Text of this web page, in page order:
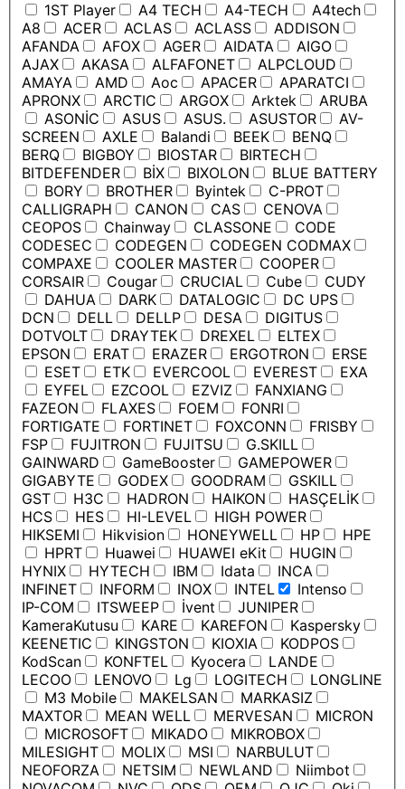
1ST Player
A4 TECH A4-TECH
A4tech
A8
ACER ACLAS ACLASS
ADDISON
AFANDA
AFOX AGER AIDATA
AIGO
AJAX
AKASA ALFAFONET
ALPCLOUD
AMAYA
AMD Aoc APACER
APARATCI
APRONX
ARCTIC ARGOX Arktek
ARUBA
ASONİC
ASUS ASUS. ASUSTOR
AV-
SCREEN
AXLE Balandi BEEK
BENQ
BERQ
BIGBOY BIOSTAR
BIRTECH
BITDEFENDER
BİX BIXOLON
BLUE BATTERY
BORY
BROTHER Byintek
C-PROT
CALLIGRAPH
CANON CAS
CENOVA
CEOPOS
Chainway CLASSONE
CODE
CODESEC
CODEGEN
CODEGEN CODMAX
COMPAXE
COOLER MASTER
COOPER
CORSAIR
Cougar CRUCIAL Cube
CUDY
DAHUA
DARK DATALOGIC
DC UPS
DCN
DELL DELLP DESA
DIGITUS
DOTVOLT
DRAYTEK DREXEL
ELTEX
EPSON
ERAT ERAZER ERGOTRON
ERSE
ESET
ETK EVERCOOL EVEREST
EXA
EYFEL
EZCOOL EZVIZ
FANXIANG
FAZEON
FLAXES FOEM
FONRI
FORTIGATE
FORTINET FOXCONN
FRISBY
FSP
FUJITRON FUJITSU
G.SKILL
GAINWARD
GameBooster
GAMEPOWER
GIGABYTE
GODEX GOODRAM
GSKILL
GST
H3C HADRON HAIKON
HASÇELİK
HCS
HES HI-LEVEL
HIGH POWER
HIKSEMI
Hikvision HONEYWELL HP
HPE
HPRT
Huawei HUAWEI eKit
HUGIN
HYNIX
HYTECH IBM Idata
INCA
INFINET
INFORM INOX INTEL
Intenso
IP-COM
ITSWEEP İvent
JUNIPER
KameraKutusu
KARE KAREFON
Kaspersky
KEENETIC
KINGSTON KIOXIA
KODPOS
KodScan
KONFTEL Kyocera
LANDE
LECOO
LENOVO Lg LOGITECH
LONGLINE
M3 Mobile
MAKELSAN
MARKASIZ
MAXTOR
MEAN WELL MERVESAN
MICRON
MICROSOFT
MIKADO
MIKROBOX
MILESIGHT
MOLIX MSI
NARBULUT
NEOFORZA
NETSIM NEWLAND
Niimbot